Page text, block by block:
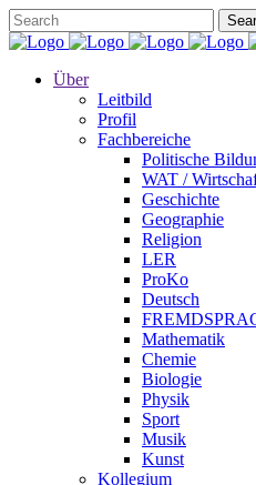
Über
Leitbild
Profil
Fachbereiche
Politische
WAT /
Geschichte
Geographie
Religion
LER
ProKo
Deutsch
Mathematik
Chemie
Biologie
Physik
Sport
Musik
Kunst
Kollegium